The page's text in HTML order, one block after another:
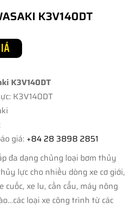
K3V140DT
K3V140DT
K3V140DT
giá: +84 28 3898 2851
đa dạng chủng loại bơm thủy
lực cho nhiều dòng xe cơ giới,
xe lu, cần cẩu, máy nông
loại xe công trình từ các